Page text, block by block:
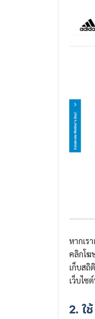
หากเร
คลิกโฆ
เก็บสถิ
เว็บไ
2. ใ